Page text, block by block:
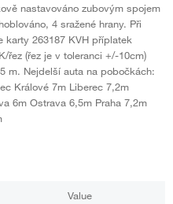
nastavováno zubovým spojem
4 sražené hrany. Při
karty 263187 KVH příplatek
řez (řez je v toleranci +/-10cm)
m. Nejdelší auta na pobočkách:
Králové 7m Liberec 7,2m
6m Ostrava 6,5m Praha 7,2m
Value